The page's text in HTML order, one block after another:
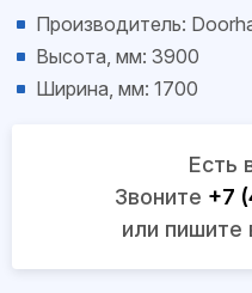
Производитель:
Высота, мм: 3900
Ширина, мм: 1700
Есть
Звоните +7
или пишите